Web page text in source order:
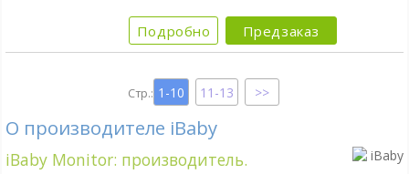
Колыбельные мелодии.
Крепление на стене.
Ночное видение.
Интернет-доступ через Wi-Fi.
Подробно Предзаказ
1-10 11-13
О производителе iBaby
iBaby Monitor: производитель.